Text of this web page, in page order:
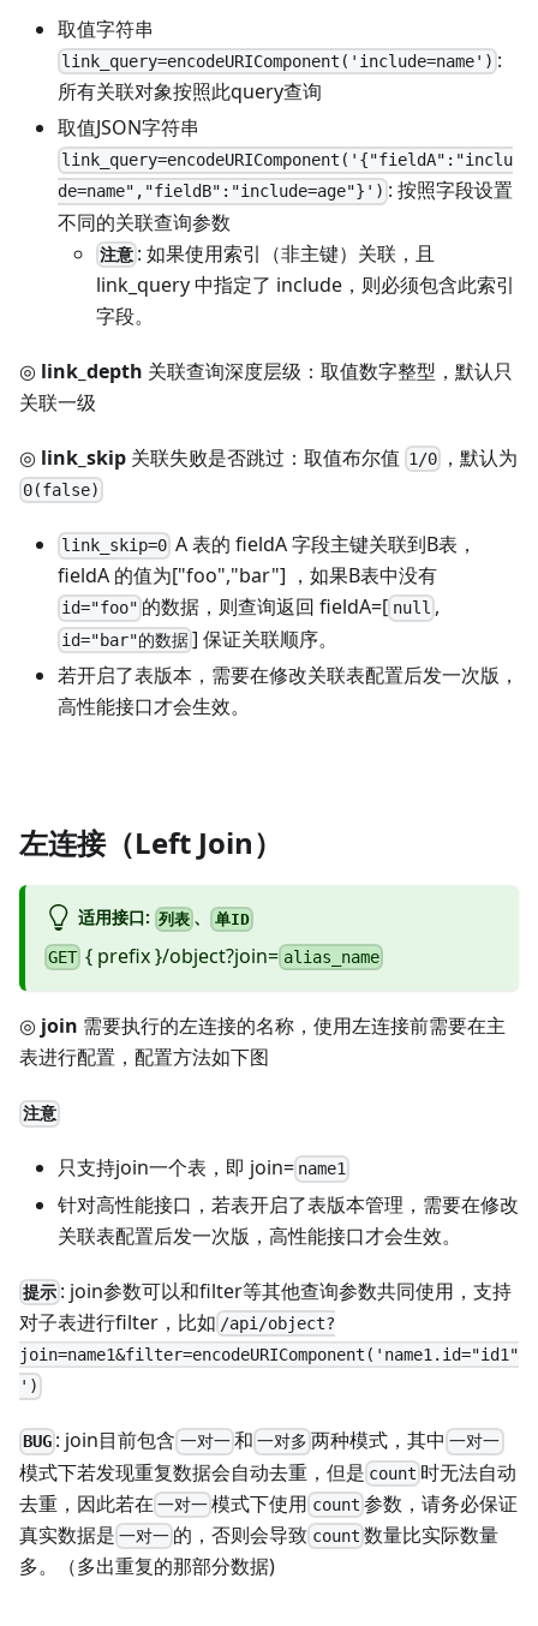
取值字符串
link_query=encodeURIComponent('include=name') :
所有关联对象按照此query查询
取值JSON字符串
link_query=encodeURIComponent('{"fieldA":"inclu
de=name","fieldB":"include=age"}') : 按照字段设置
不同的关联查询参数
注意 : 如果使用索引（非主键）关联，且
link_query 中指定了 include，则必须包含此索引
字段。
◎ link_depth 关联查询深度层级：取值数字整型，默认只
关联一级
◎ link_skip 关联失败是否跳过：取值布尔值 1/0 ，默认为
0(false)
link_skip=0 A 表的 fieldA 字段主键关联到B表，
fieldA 的值为["foo","bar"] ，如果B表中没有
id="foo" 的数据，则查询返回 fieldA=[ null ,
id="bar"的数据 ] 保证关联顺序。
若开启了表版本，需要在修改关联表配置后发一次版，
高性能接口才会生效。
左连接（Left Join）
适用接口: 列表 、 单ID
GET { prefix }/object?join= alias_name
◎ join 需要执行的左连接的名称，使用左连接前需要在主
表进行配置，配置方法如下图
注意
只支持join一个表，即 join= name1
针对高性能接口，若表开启了表版本管理，需要在修改
关联表配置后发一次版，高性能接口才会生效。
提示 : join参数可以和filter等其他查询参数共同使用，支持
对子表进行filter，比如 /api/object?
join=name1&filter=encodeURIComponent('name1.id="id1"
')
BUG : join目前包含 一对一和 一对多 两种模式，其中一对一
模式下若发现重复数据会自动去重，但是 count 时无法自动
去重，因此若在 一对一 模式下使用 count 参数，请务必保证
真实数据是 一对一 的，否则会导致 count 数量比实际数量
多。（多出重复的那部分数据)